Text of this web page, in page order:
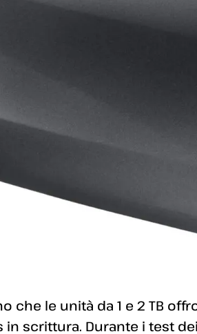
che le unità da 1 e 2 TB
in scrittura. Durante i test